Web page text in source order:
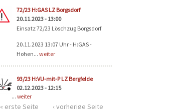
72/23 H:GAS LZ Borgsdorf
20.11.2023 - 13:00
Einsatz 72/23 Löschzug Borgsdorf
20.11.2023 13:07 Uhr - H:GAS -
Hohen... weiter
93/23 H:VU-mit-P LZ Bergfelde
02.12.2023 - 12:15
... weiter
« erste Seite
‹ vorherige Seite